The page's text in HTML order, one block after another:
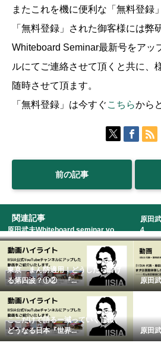
またこれを機に便利な「無料登録
「無料登録」された御客様には弊
Whiteboard Seminar最新号をアッ
ルにてご連絡させて頂くと共に、
随時させて頂ます。
「無料登録」は今すぐこちらから
前の記事
関連記事
原田武夫Whiteboard seminar vo...
原田
4...
東京 まん防適用！どうしたら防げ
る第四波？①② 『...
原田
ここだけで語るー減っていく官僚、
どうなる日本『世界...
原田